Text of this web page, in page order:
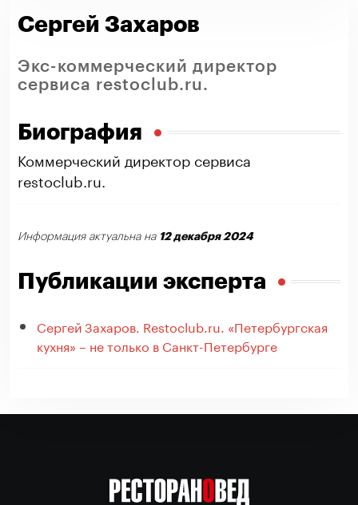
Сергей Захаров
Экс-коммерческий директор
сервиса restoclub.ru.
Биография
Коммерческий директор сервиса
restoclub.ru.
Информация актуальна на 12 декабря 2024
Публикации эксперта
Сергей Захаров. Restoclub.ru. «Петербургская
кухня» – не только в Санкт-Петербурге